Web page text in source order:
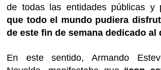
de todas las entidades públicas y
que todo el mundo pudiera
de este fin de semana dedicado al
En este sentido, Armando